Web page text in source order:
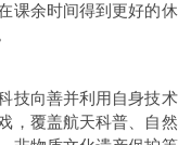
课余时间得到更好的休
技向善并利用自身技术
，覆盖航天科普、自然